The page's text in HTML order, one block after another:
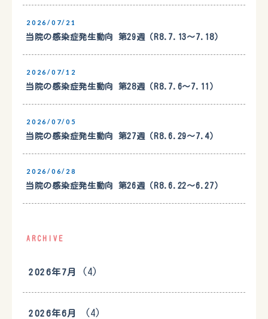
2026/07/21
当院の感染症発生動向 第29週（R8.7.13〜7.18）
2026/07/12
当院の感染症発生動向 第28週（R8.7.6〜7.11）
2026/07/05
当院の感染症発生動向 第27週（R8.6.29〜7.4）
2026/06/28
当院の感染症発生動向 第26週（R8.6.22〜6.27）
ARCHIVE
2026年7月 (4)
2026年6月 (4)